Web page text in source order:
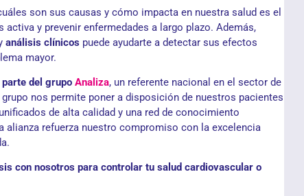
son sus causas y cómo impacta en nuestra salud es el
activa y prevenir enfermedades a largo plazo. Además,
análisis clínicos puede ayudarte a detectar sus efectos
mayor.
del grupo Analiza, un referente nacional en el sector de
nos permite poner a disposición de nuestros pacientes
de alta calidad y una red de conocimiento
refuerza nuestro compromiso con la excelencia
con nosotros para controlar tu salud cardiovascular o